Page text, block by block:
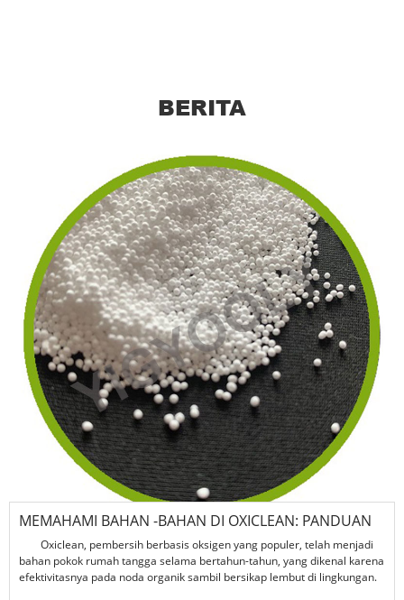
BERITA
MEMAHAMI BAHAN -BAHAN DI OXICLEAN: PANDUAN
SEDERHANA
Oxiclean, pembersih berbasis oksigen yang populer, telah menjadi
bahan pokok rumah tangga selama bertahun-tahun, yang dikenal karena
efektivitasnya pada noda organik sambil bersikap lembut di lingkungan.